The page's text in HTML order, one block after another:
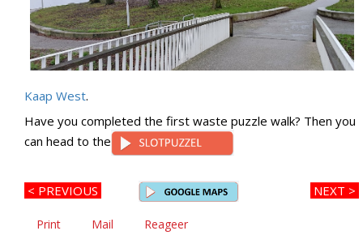
Kaap West.
Have you completed the first waste puzzle walk? Then you
can head to the
< PREVIOUS NEXT >
Print Mail Reageer